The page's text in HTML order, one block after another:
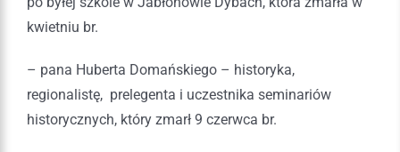
kwietniu br.
– pana Huberta Domańskiego – historyka,
regionalistę, prelegenta i uczestnika seminariów
historycznych, który zmarł 9 czerwca br.